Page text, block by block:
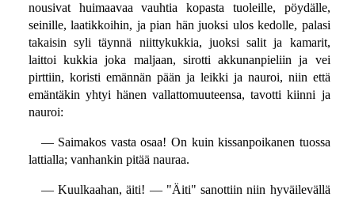
nousivat huimaavaa vauhtia kopasta tuoleille, pöydälle,
seinille, laatikkoihin, ja pian hän juoksi ulos kedolle, palasi
takaisin syli täynnä niittykukkia, juoksi salit ja kamarit,
laittoi kukkia joka maljaan, sirotti akkunanpieliin ja vei
pirttiin, koristi emännän pään ja leikki ja nauroi, niin että
emäntäkin yhtyi hänen vallattomuuteensa, tavotti kiinni ja
nauroi:
— Saimakos vasta osaa! On kuin kissanpoikanen tuossa
lattialla; vanhankin pitää nauraa.
— Kuulkaahan, äiti! — "Äiti" sanottiin niin hyväilevällä